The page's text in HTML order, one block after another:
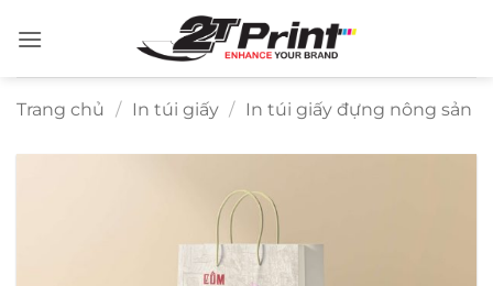
qua
Trang chủ / In túi giấy / In túi giấy đựng nông sản